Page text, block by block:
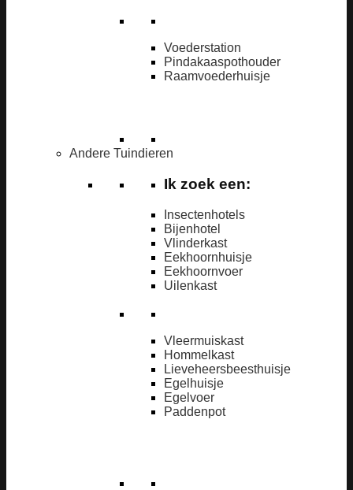
Voederstation
Pindakaaspothouder
Raamvoederhuisje
Andere Tuindieren
Ik zoek een:
Insectenhotels
Bijenhotel
Vlinderkast
Eekhoornhuisje
Eekhoornvoer
Uilenkast
Vleermuiskast
Hommelkast
Lieveheersbeesthuisje
Egelhuisje
Egelvoer
Paddenpot